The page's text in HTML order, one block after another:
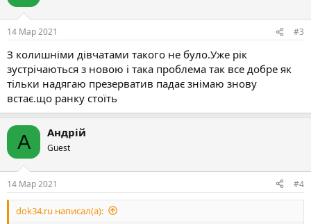
14 Мар 2021 #3
З колишніми дівчатами такого не було.Уже рік
зустрічаються з новою і така проблема так все добре як
тільки надягаю презерватив падає знімаю знову
встає.що ранку стоїть
А Андрій
Guest
14 Мар 2021 #4
dok34.ru написал(а):